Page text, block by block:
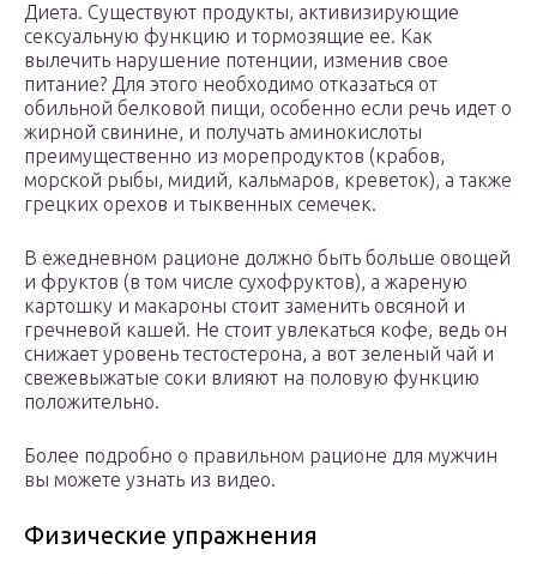
Диета. Существуют продукты, активизирующие
сексуальную функцию и тормозящие ее. Как
вылечить нарушение потенции, изменив свое
питание? Для этого необходимо отказаться от
обильной белковой пищи, особенно если речь идет о
жирной свинине, и получать аминокислоты
преимущественно из морепродуктов (крабов,
морской рыбы, мидий, кальмаров, креветок), а также
грецких орехов и тыквенных семечек.
В ежедневном рационе должно быть больше овощей
и фруктов (в том числе сухофруктов), а жареную
картошку и макароны стоит заменить овсяной и
гречневой кашей. Не стоит увлекаться кофе, ведь он
снижает уровень тестостерона, а вот зеленый чай и
свежевыжатые соки влияют на половую функцию
положительно.
Более подробно о правильном рационе для мужчин
вы можете узнать из видео.
Физические упражнения